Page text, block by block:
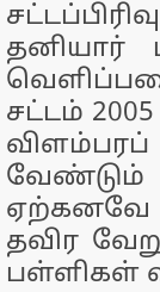
தனியார்
சட்டம் 2005
வேண்டும்
ஏற்கனவே
தவிர
பள்ளிகள்